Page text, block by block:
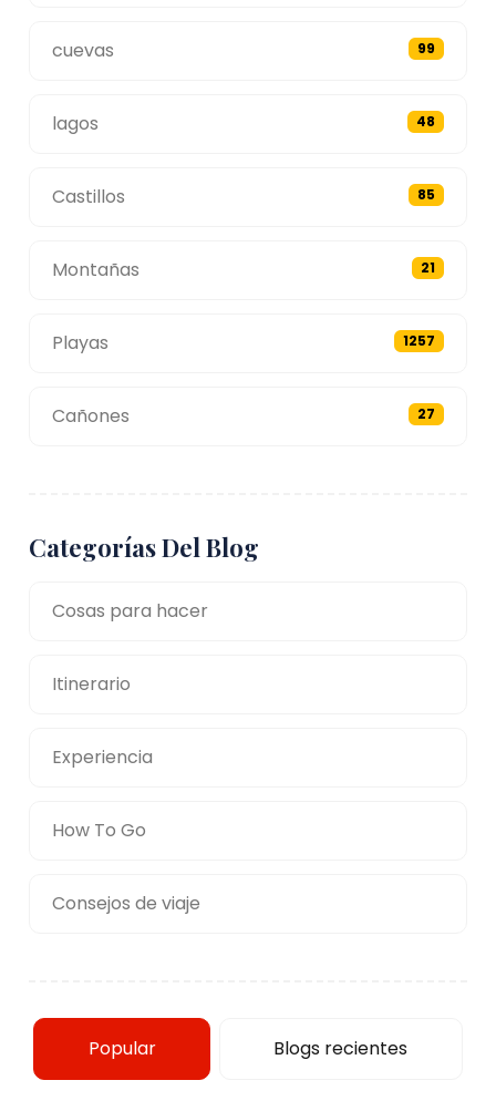
cuevas 99
lagos 48
Castillos 85
Montañas 21
Playas 1257
Cañones 27
Categorías Del Blog
Cosas para hacer
Itinerario
Experiencia
How To Go
Consejos de viaje
Popular Blogs recientes